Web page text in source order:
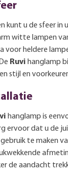
kunt u de sfeer in
witte lampen
voor heldere
Ruvi hanglamp
stijl en
hanglamp is
ervoor dat u de
te maken
de aandacht